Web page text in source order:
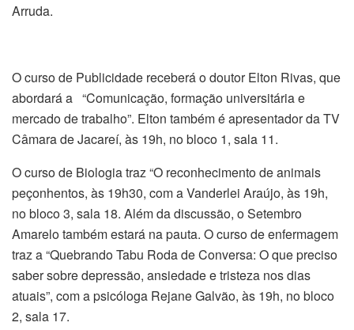
Arruda.
O curso de Publicidade receberá o doutor Elton Rivas, que
abordará a “Comunicação, formação universitária e
mercado de trabalho”. Elton também é apresentador da TV
Câmara de Jacareí, às 19h, no bloco 1, sala 11.
O curso de Biologia traz “O reconhecimento de animais
peçonhentos, às 19h30, com a Vanderlei Araújo, às 19h,
no bloco 3, sala 18. Além da discussão, o Setembro
Amarelo também estará na pauta. O curso de enfermagem
traz a “Quebrando Tabu Roda de Conversa: O que preciso
saber sobre depressão, ansiedade e tristeza nos dias
atuais”, com a psicóloga Rejane Galvão, às 19h, no bloco
2, sala 17.